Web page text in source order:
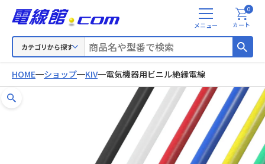
カテゴリから探す
メ
ニ
カート
0
HOME ショップ KIV 電気機器用ビニル絶縁電線